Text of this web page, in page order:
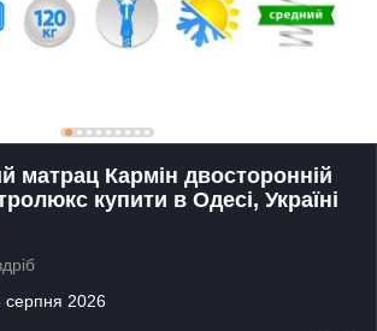
матрац Кармін двосторонній
купити в Одесі, Україні
серпня 2026